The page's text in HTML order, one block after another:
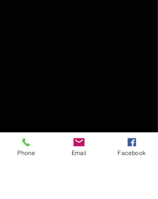
Phone Email Facebook